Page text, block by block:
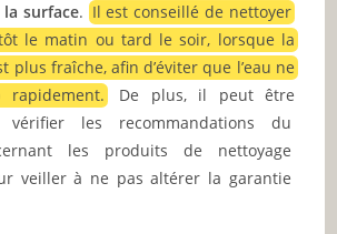
la surface. Il est conseillé de nettoyer
le matin ou tard le soir, lorsque la
plus fraîche, afin d’éviter que l’eau ne
rapidement.
De plus, il peut être
vérifier les recommandations du
les produits de nettoyage
veiller à ne pas altérer la garantie